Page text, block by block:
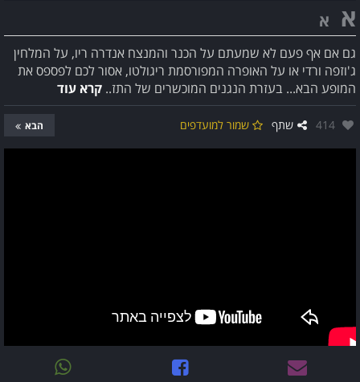
א א
גם אם אף פעם לא שמעתם על הכנר והמנצח אנדרה ריו, על המלחין
ג'וזפה ורדי או על האופרה המפורסמת ריגולטו, אסור לכם לפספס את
המופע הבא... בעזרת הנגנים המוכשרים של התז.. קרא עוד
אהבו:
414 שתף שמור למועדפים הבא